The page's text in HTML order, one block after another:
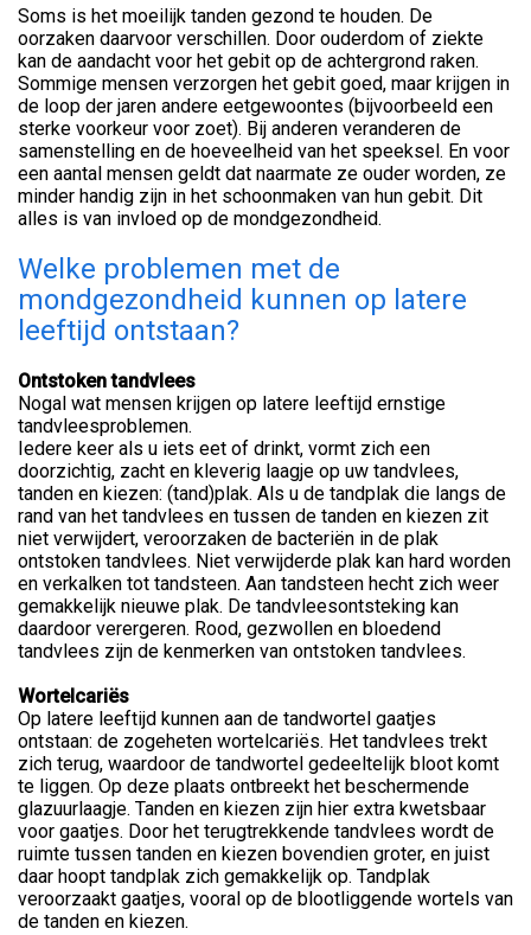
Soms is het moeilijk tanden gezond te houden. De
oorzaken daarvoor verschillen. Door ouderdom of ziekte
kan de aandacht voor het gebit op de achtergrond raken.
Sommige mensen verzorgen het gebit goed, maar krijgen in
de loop der jaren andere eetgewoontes (bijvoorbeeld een
sterke voorkeur voor zoet). Bij anderen veranderen de
samenstelling en de hoeveelheid van het speeksel. En voor
een aantal mensen geldt dat naarmate ze ouder worden, ze
minder handig zijn in het schoonmaken van hun gebit. Dit
alles is van invloed op de mondgezondheid.
Welke problemen met de
mondgezondheid kunnen op latere
leeftijd ontstaan?
Ontstoken tandvlees
Nogal wat mensen krijgen op latere leeftijd ernstige
tandvleesproblemen.
Iedere keer als u iets eet of drinkt, vormt zich een
doorzichtig, zacht en kleverig laagje op uw tandvlees,
tanden en kiezen: (tand)plak. Als u de tandplak die langs de
rand van het tandvlees en tussen de tanden en kiezen zit
niet verwijdert, veroorzaken de bacteriën in de plak
ontstoken tandvlees. Niet verwijderde plak kan hard worden
en verkalken tot tandsteen. Aan tandsteen hecht zich weer
gemakkelijk nieuwe plak. De tandvleesontsteking kan
daardoor verergeren. Rood, gezwollen en bloedend
tandvlees zijn de kenmerken van ontstoken tandvlees.
Wortelcariës
Op latere leeftijd kunnen aan de tandwortel gaatjes
ontstaan: de zogeheten wortelcariës. Het tandvlees trekt
zich terug, waardoor de tandwortel gedeeltelijk bloot komt
te liggen. Op deze plaats ontbreekt het beschermende
glazuurlaagje. Tanden en kiezen zijn hier extra kwetsbaar
voor gaatjes. Door het terugtrekkende tandvlees wordt de
ruimte tussen tanden en kiezen bovendien groter, en juist
daar hoopt tandplak zich gemakkelijk op. Tandplak
veroorzaakt gaatjes, vooral op de blootliggende wortels van
de tanden en kiezen.